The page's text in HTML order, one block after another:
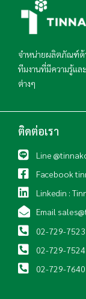
จำหน่ายผลิตภัณฑ์ด้
ทีมงานที่มีความรู้แ
ต่างๆ
ติดต่อเรา
Line
Facebook
Linkedin :
Email
02-729-7523
02-729-7524
02-729-7640